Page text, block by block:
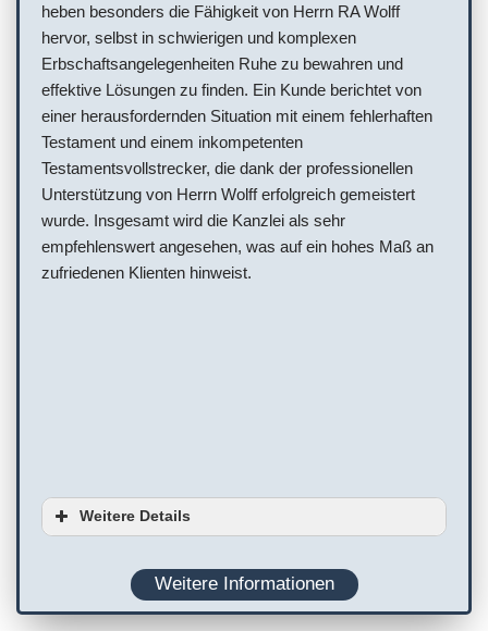
heben besonders die Fähigkeit von Herrn RA Wolff
hervor, selbst in schwierigen und komplexen
Erbschaftsangelegenheiten Ruhe zu bewahren und
effektive Lösungen zu finden. Ein Kunde berichtet von
einer herausfordernden Situation mit einem fehlerhaften
Testament und einem inkompetenten
Testamentsvollstrecker, die dank der professionellen
Unterstützung von Herrn Wolff erfolgreich gemeistert
wurde. Insgesamt wird die Kanzlei als sehr
empfehlenswert angesehen, was auf ein hohes Maß an
zufriedenen Klienten hinweist.
Weitere Details
Weitere Informationen